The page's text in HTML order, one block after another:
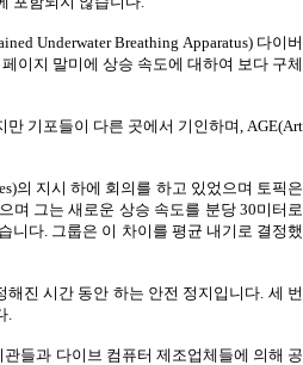
Underwater Breathing Apparatus) 다이버
페이지 말미에 상승 속도에 대하여 보다 구체
기포들이 다른 곳에서 기인하며, AGE(Art
의 지시 하에 회의를 하고 있었으며 토픽은
며 그는 새로운 상승 속도를 분당30미터로
니다. 그룹은 이 차이를 평균 내기로 결정했
진 시간 동안 하는 안전 정지입니다. 세 번
.
들과 다이브 컴퓨터 제조업체들에 의해 공